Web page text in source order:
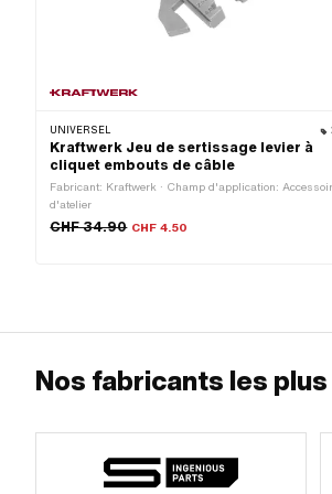
UNIVERSEL
Kraftwerk Jeu de sertissage levier à
cliquet embouts de câble
Fabricant: Kraftwerk · Champ d'application:
d'atelier
CHF 34.90 CHF 4.50
Nos fabricants les